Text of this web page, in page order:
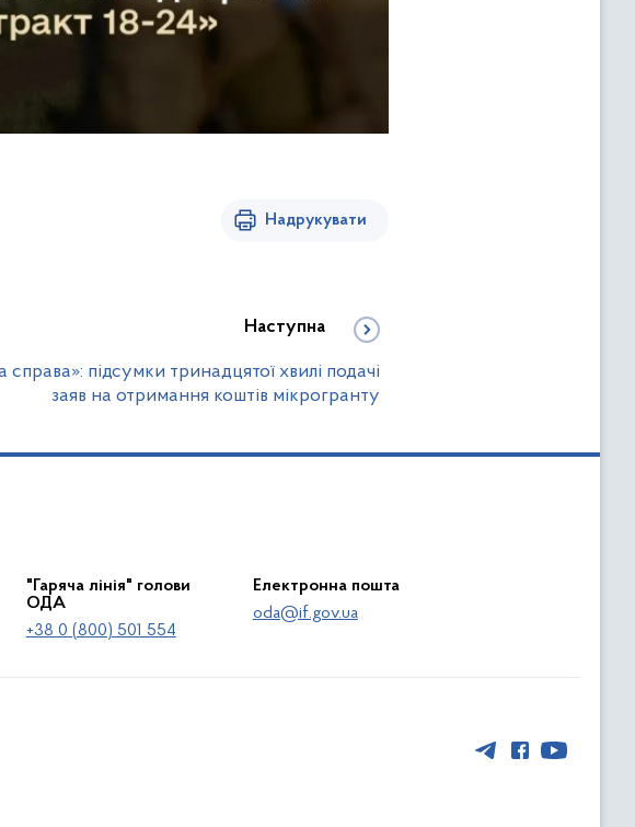
Надрукувати
Наступна
справа»: підсумки тринадцятої хвилі подачі
заяв на отримання коштів мікрогранту
"Гаряча лінія" голови
ОДА
+38 0 (800) 501 554
Електронна пошта
oda@if.gov.ua